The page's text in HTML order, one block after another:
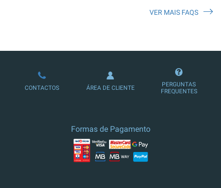
LOJA DE ASSINATURAS
VER MAIS FAQS
CONTACTOS ÁREA DE CLIENTE
PERGUNTAS
FREQUENTES
Formas de Pagamento